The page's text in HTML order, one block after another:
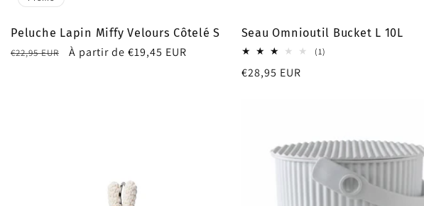
Peluche Lapin Miffy Velours Côtelé S
Prix
€22,95 EUR
Prix
À partir de €19,45 EUR
Seau Omnioutil Bucket L 10L
(1)
Prix
€28,95 EUR